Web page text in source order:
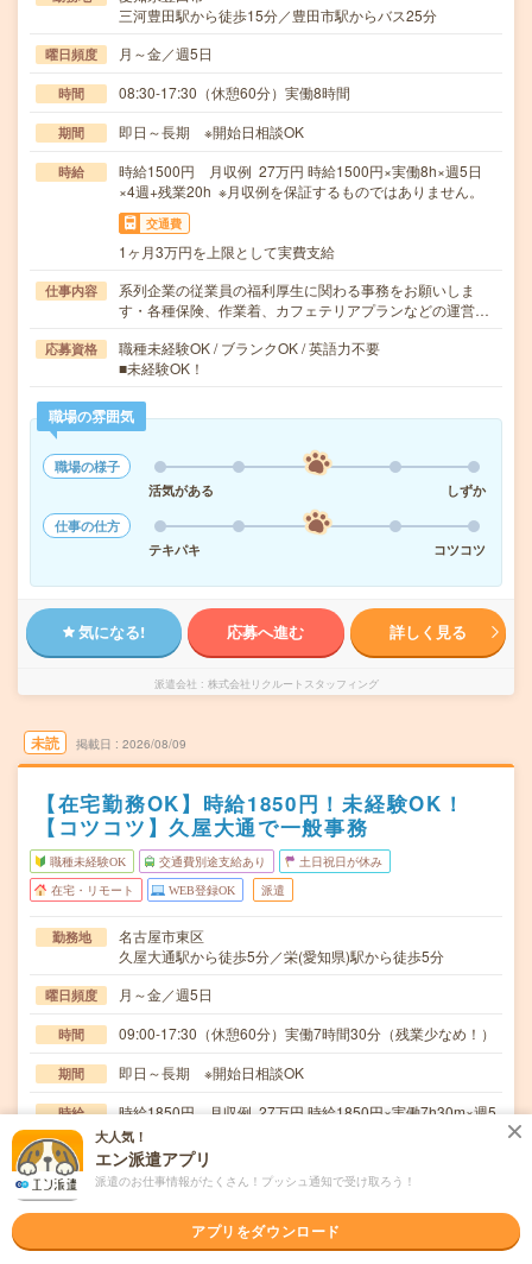
三河豊田駅から徒歩15分／豊田市駅からバス25分
曜日頻度 月～金／週5日
時間 08:30-17:30（休憩60分）実働8時間
期間 即日～長期 ※開始日相談OK
時給
時給1500円 月収例 27万円 時給1500円×実働8h×週5日
×4週+残業20h ※月収例を保証するものではありません。
交通費
1ヶ月3万円を上限として実費支給
仕事内容
系列企業の従業員の福利厚生に関わる事務をお願いしま
す・各種保険、作業着、カフェテリアプランなどの運営…
応募資格
職種未経験OK / ブランクOK / 英語力不要
■未経験OK！
職場の雰囲気
職場の様子
活気がある
しずか
仕事の仕方
テキパキ
コツコツ
気になる! 応募へ進む 詳しく見る
派遣会社 株式会社リクルートスタッフィング
未読 掲載日 2026/08/09
【在宅勤務OK】時給1850円！未経験OK！
【コツコツ】久屋大通で一般事務
職種未経験OK 交通費別途支給あり 土日祝日が休み
在宅・リモート WEB登録OK 派遣
勤務地
名古屋市東区
久屋大通駅から徒歩5分／栄(愛知県)駅から徒歩5分
曜日頻度 月～金／週5日
時間 09:00-17:30（休憩60分）実働7時間30分（残業少なめ！）
期間 即日～長期 ※開始日相談OK
時給
時給1850円 月収例 27万円 時給1850円×実働7h30m×週5
日×4週 ※月収例を保証するものではありません。
交通費
1ヶ月3万円を上限として実費支給
商品Gにてペット用品の開発に携わる事務のお仕事をお願
いします・発注や在庫状況をエクセルで集計（マクロ…
大人気！
エン派遣アプリ
派遣のお仕事情報がたくさん！プッシュ通知で受け取ろう！
アプリをダウンロード